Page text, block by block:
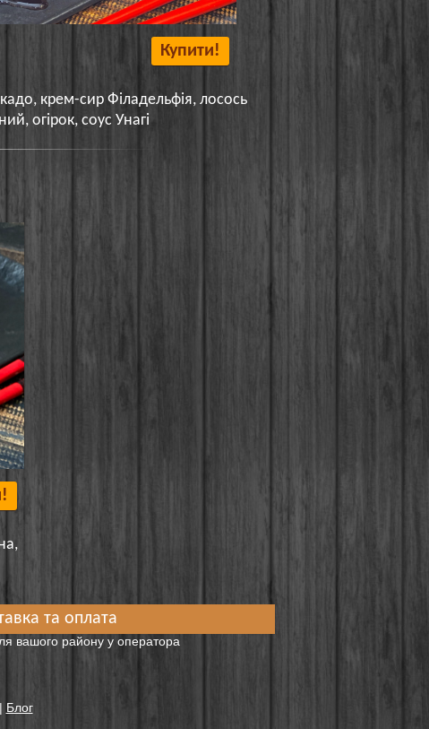
Купити!
крем-сир Філадельфія, лосось
огірок, соус Унагі
та оплата
вашого району у оператора
| Блог